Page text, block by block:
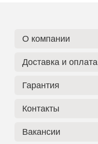
О компании
Доставка и оплата
Гарантия
Контакты
Вакансии